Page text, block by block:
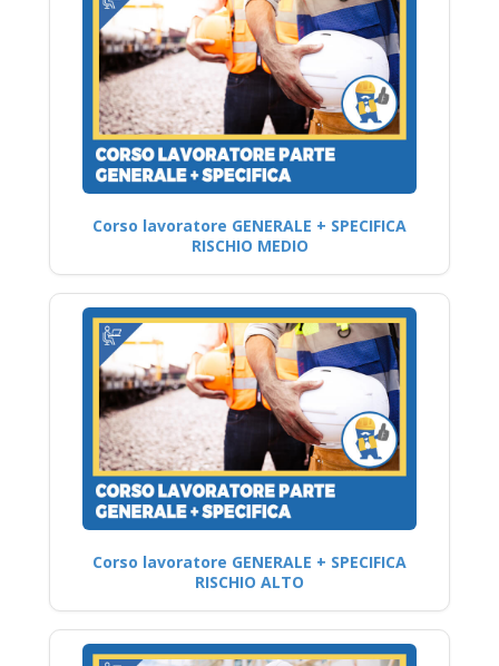
Corso lavoratore GENERALE + SPECIFICA
RISCHIO MEDIO
Corso lavoratore GENERALE + SPECIFICA
RISCHIO ALTO